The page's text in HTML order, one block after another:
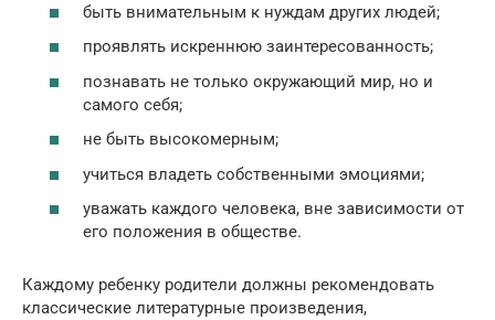
быть внимательным к нуждам других людей;
проявлять искреннюю заинтересованность;
познавать не только окружающий мир, но и
самого себя;
не быть высокомерным;
учиться владеть собственными эмоциями;
уважать каждого человека, вне зависимости от
его положения в обществе.
Каждому ребенку родители должны рекомендовать
классические литературные произведения,